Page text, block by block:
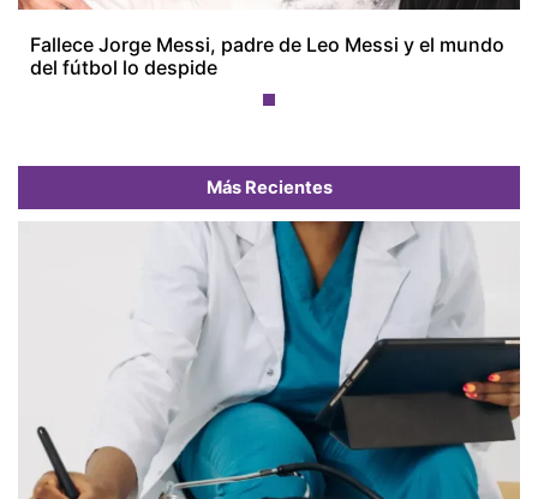
Fallece Jorge Messi, padre de Leo Messi y el mundo
del fútbol lo despide
Más Recientes